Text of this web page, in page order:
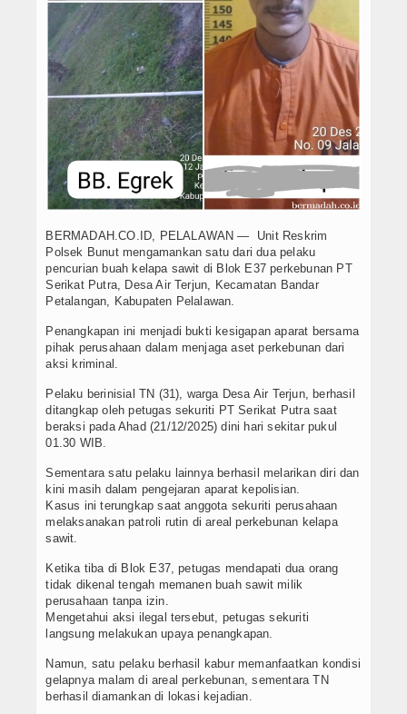
BERMADAH.CO.ID, PELALAWAN — Unit Reskrim
Polsek Bunut mengamankan satu dari dua pelaku
pencurian buah kelapa sawit di Blok E37 perkebunan PT
Serikat Putra, Desa Air Terjun, Kecamatan Bandar
Petalangan, Kabupaten Pelalawan.
Penangkapan ini menjadi bukti kesigapan aparat bersama
pihak perusahaan dalam menjaga aset perkebunan dari
aksi kriminal.
Pelaku berinisial TN (31), warga Desa Air Terjun, berhasil
ditangkap oleh petugas sekuriti PT Serikat Putra saat
beraksi pada Ahad (21/12/2025) dini hari sekitar pukul
01.30 WIB.
Sementara satu pelaku lainnya berhasil melarikan diri dan
kini masih dalam pengejaran aparat kepolisian.
Kasus ini terungkap saat anggota sekuriti perusahaan
melaksanakan patroli rutin di areal perkebunan kelapa
sawit.
Ketika tiba di Blok E37, petugas mendapati dua orang
tidak dikenal tengah memanen buah sawit milik
perusahaan tanpa izin.
Mengetahui aksi ilegal tersebut, petugas sekuriti
langsung melakukan upaya penangkapan.
Namun, satu pelaku berhasil kabur memanfaatkan kondisi
gelapnya malam di areal perkebunan, sementara TN
berhasil diamankan di lokasi kejadian.